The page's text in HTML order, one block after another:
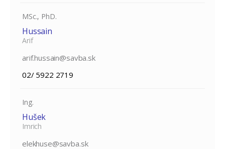
MSc., PhD.
Hussain
Arif
arif.hussain@savba.sk
02/ 5922 2719
Ing.
Hušek
Imrich
elekhuse@savba.sk